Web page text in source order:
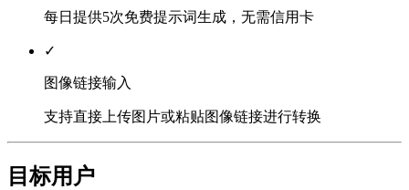
每日提供5次免费提示词生成，无需信用卡
✓
图像链接输入
支持直接上传图片或粘贴图像链接进行转换
目标用户